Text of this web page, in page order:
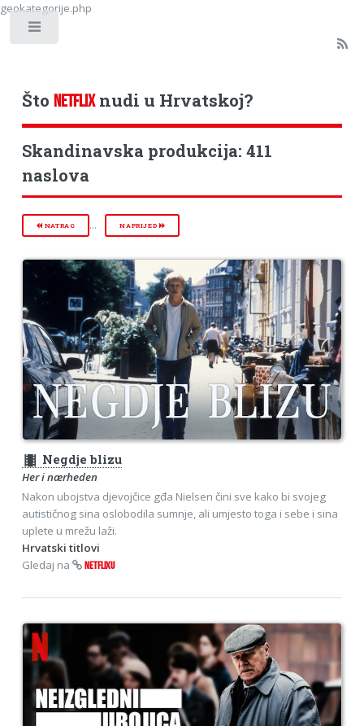
geokategorije.php
Što NETFLIXnudi u Hrvatskoj?
Skandinavska produkcija: 411
naslova
NATRAG ... NAPRIJED
theaters Negdje blizu
Her i nærheden
Nakon ubojstva djevojčice gđa Nielsen čini sve kako bi svojeg
autističnog sina oslobodila sumnje, ali umjesto toga i sebe i sina
uplete u mrežu laži.
Hrvatski titlovi
Gledaj na
NETFLIXU